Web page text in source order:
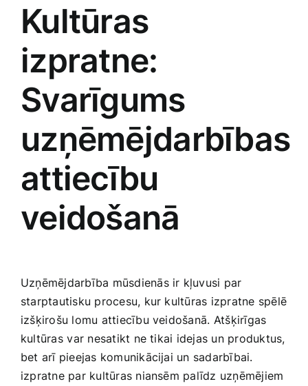
Kultūras
izpratne:
Svarīgums⁤
uzņēmējdarbības
attiecību⁣
veidošanā
Uzņēmējdarbība mūsdienās ir‌ kļuvusi‍ par
starptautisku‌ procesu, kur kultūras izpratne spēlē
​izšķirošu lomu attiecību veidošanā.⁤ Atšķirīgas
kultūras⁢ var nesatikt ne tikai idejas un produktus,
bet arī ​pieejas komunikācijai un sadarbībai.
izpratne par kultūras niansēm palīdz uzņēmējiem